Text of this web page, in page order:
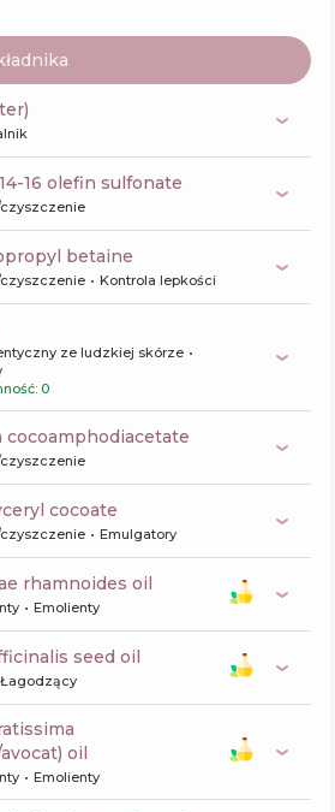
16 olefin sulfonate
betaine
Kontrola lepkości
ze ludzkiej skórze
0
cocoamphodiacetate
cocoate
Emulgatory
rhamnoides oil
Emolienty
seed oil
Łagodzący
oil
Emolienty